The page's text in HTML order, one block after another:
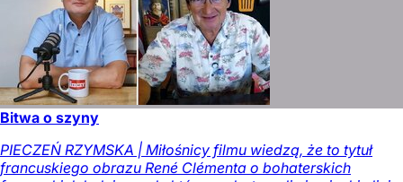
Bitwa o szyny
PIECZEŃ RZYMSKA | Miłośnicy filmu wiedzą, że to tytuł
francuskiego obrazu René Clémenta o bohaterskich